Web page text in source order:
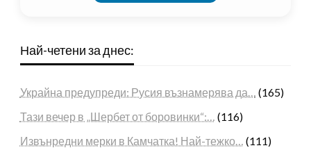
Най-четени за днес:
Украйна предупреди: Русия възнамерява да… (165)
Тази вечер в „Шербет от боровинки“:… (116)
Извънредни мерки в Камчатка! Най-тежко… (111)